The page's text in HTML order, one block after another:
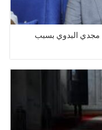
مجدي البدوي بسبب